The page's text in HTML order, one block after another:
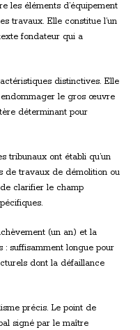
les éléments d’équipement
travaux. Elle constitue l’un
fondateur qui a
distinctives. Elle
endommager le gros œuvre
déterminant pour
tribunaux ont établi qu’un
de travaux de démolition ou
clarifier le champ
(un an) et la
suffisamment longue pour
dont la défaillance
précis. Le point de
signé par le maître